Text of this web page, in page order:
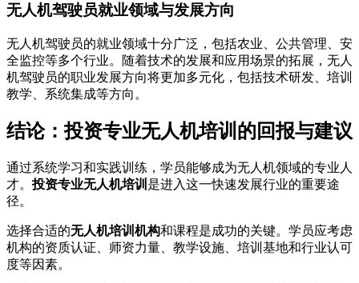
无人机驾驶员就业领域与发展方向
无人机驾驶员的就业领域十分广泛，包括农业、公共管理、安
全监控等多个行业。随着技术的发展和应用场景的拓展，无人
机驾驶员的职业发展方向将更加多元化，包括技术研发、培训
教学、系统集成等方向。
结论：投资专业无人机培训的回报与建议
通过系统学习和实践训练，学员能够成为无人机领域的专业人
才。投资专业无人机培训 是进入这一快速发展行业的重要途
径。
选择合适的无人机培训机构和课程是成功的关键。学员应考虑
机构的资质认证、师资力量、教学设施、培训基地和行业认可
度等因素。